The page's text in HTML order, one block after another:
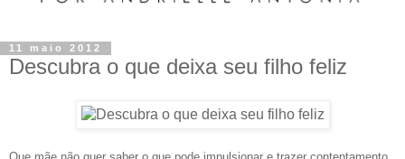
11 maio 2012
Descubra o que deixa seu filho feliz